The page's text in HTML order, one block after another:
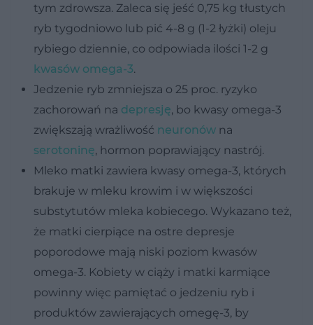
tym zdrowsza. Zaleca się jeść 0,75 kg tłustych
ryb tygodniowo lub pić 4-8 g (1-2 łyżki) oleju
rybiego dziennie, co odpowiada ilości 1-2 g
kwasów omega-3.
Jedzenie ryb zmniejsza o 25 proc. ryzyko
zachorowań na depresję, bo kwasy omega-3
zwiększają wrażliwość neuronów na
serotoninę, hormon poprawiający nastrój.
Mleko matki zawiera kwasy omega-3, których
brakuje w mleku krowim i w większości
substytutów mleka kobiecego. Wykazano też,
że matki cierpiące na ostre depresje
poporodowe mają niski poziom kwasów
omega-3. Kobiety w ciąży i matki karmiące
powinny więc pamiętać o jedzeniu ryb i
produktów zawierających omegę-3, by